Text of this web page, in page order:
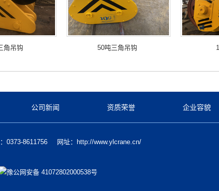
角吊钩 50吨三角吊钩
公司新闻 资质荣誉 企业容貌
0373-8611756
网址：http://www.ylcrane.cn/
豫公网安备 41072802000538号